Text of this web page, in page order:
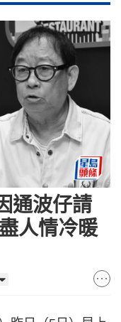
通波仔請
人情冷暖